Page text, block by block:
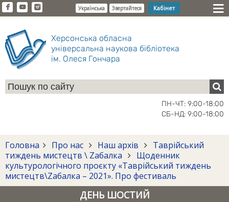
Українська Звертайтеся Кабінет
Херсонська обласна
універсальна наукова бібліотека
ім. Олеся Гончара
ПН-ЧТ: 9:00-18:00
СБ-НД: 9:00-18:00
Головна Про нас Наш архів
Таврійський
тиждень мистецтв \ Zабалка
Щоденник
культурологічного проєкту «Таврійський тиждень
мистецтв\Zабалка – 2021». Про фестиваль
ДЕНЬ ШОСТИЙ